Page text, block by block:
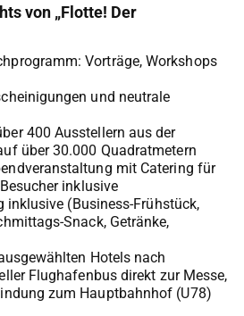
von „Flotte! Der
Vorträge, Workshops
und neutrale
400 Ausstellern aus der
über 30.000 Quadratmetern
mit Catering für
inklusive
inklusive (Business-Frühstück,
Snack, Getränke,
Hotels nach
Flughafenbus direkt zur Messe,
zum Hauptbahnhof (U78)